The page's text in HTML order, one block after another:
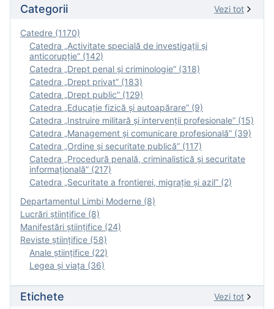
Categorii Vezi tot
Catedre (1170)
Catedra „Activitate specială de investigaţii şi
anticorupție” (142)
Catedra „Drept penal și criminologie” (318)
Catedra „Drept privat” (183)
Catedra „Drept public” (129)
Catedra „Educație fizică şi autoapărare” (9)
Catedra „Instruire militară şi intervenţii profesionale” (15)
Catedra „Management și comunicare profesională” (39)
Catedra „Ordine și securitate publică” (117)
Catedra „Procedură penală, criminalistică și securitate
informațională” (217)
Catedra „Securitate a frontierei, migrație și azil” (2)
Departamentul Limbi Moderne (8)
Lucrări științifice (8)
Manifestări ştiinţifice (24)
Reviste ştiinţifice (58)
Anale ştiinţifice (22)
Legea şi viaţa (36)
Etichete Vezi tot